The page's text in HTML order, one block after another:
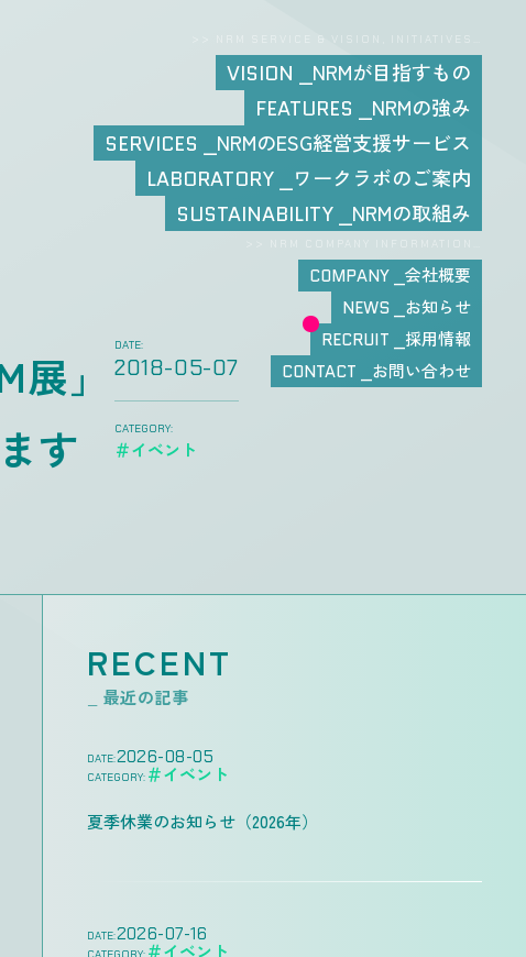
>> NRM SERVICE & VISION, INITIATIVES…
VISION
NRMが目指すもの
FEATURES
NRMの強み
SERVICES
NRMのESG経営支援サービス
LABORATORY
ワークラボのご案内
SUSTAINABILITY
NRMの取組み
COMPANY 会社概要
NEWS お知らせ
RECRUIT 採用情報
CONTACT お問い合わせ
」
す
DATE:
2018-05-07
CATEGORY:
＃イベント
RECENT
_ 最近の記事
DATE:2026-08-05
CATEGORY: ＃イベント
夏季休業のお知らせ（2026年）
DATE:2026-07-16
＃イベント